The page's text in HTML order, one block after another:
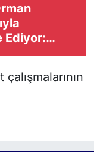
Ediyor:
Ekipler